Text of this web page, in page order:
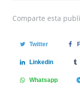
Comparte esta
Twitter
Linkedin
Whatsapp